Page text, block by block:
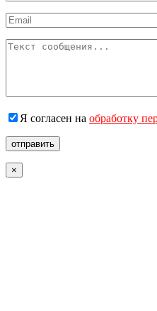
Я согласен на обработку
отправить
×